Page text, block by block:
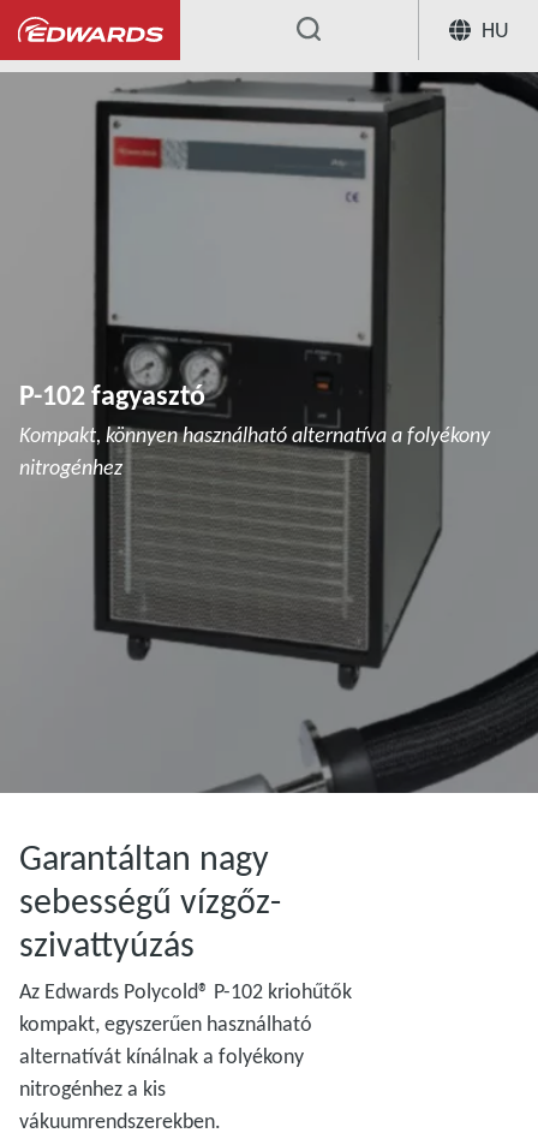
HU
... Cryochillers P-102 fagyasztó
P-102 fagyasztó
Kompakt, könnyen használható alternatíva a folyékony
nitrogénhez
Garantáltan nagy
sebességű vízgőz-
szivattyúzás
Az Edwards Polycold® P-102 kriohűtők
kompakt, egyszerűen használható
alternatívát kínálnak a folyékony
nitrogénhez a kis
vákuumrendszerekben.